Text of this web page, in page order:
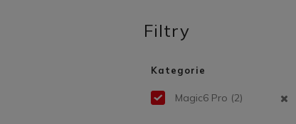
Filtry
Kategorie
Magic6 Pro (2)